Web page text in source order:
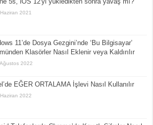
2021
11’de Dosya Gezgini’nde ‘Bu Bilgisayar’
Klasörler Nasıl Eklenir veya Kaldırılır
2022
EĞER ORTALAMA İşlevi Nasıl Kullanılır
2022